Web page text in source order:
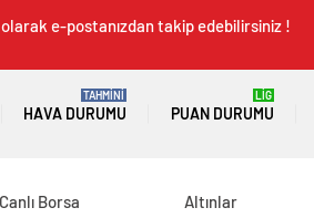
e-postanızdan takip edebilirsiniz !
HAVA DURUMU
TAHMİNİ
PUAN DURUMU
LİG
Canlı Borsa
Altınlar